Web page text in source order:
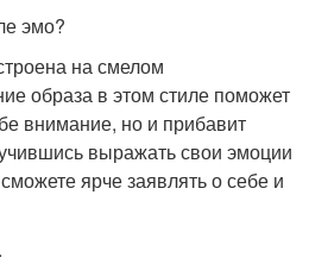
эмо?
на смелом
образа в этом стиле поможет
внимание, но и прибавит
выражать свои эмоции
ярче заявлять о себе и